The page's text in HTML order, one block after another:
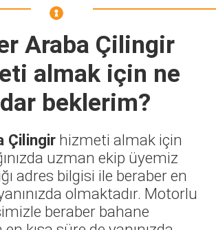
Araba Çilingir
almak için ne
beklerim?
Çilingir hizmeti almak için
uzman ekip üyemiz
adres bilgisi ile beraber en
olmaktadır. Motorlu
beraber bahane